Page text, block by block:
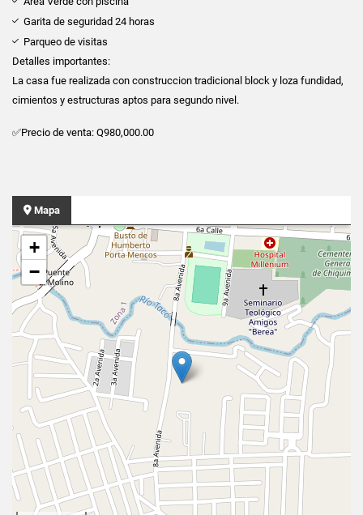
Garita de seguridad 24 horas
Parqueo de visitas
Detalles importantes:
La casa fue realizada con construccion tradicional block y loza fundidad,
cimientos y estructuras aptos para segundo nivel.
✅Precio de venta: Q980,000.00
Mapa
+
−